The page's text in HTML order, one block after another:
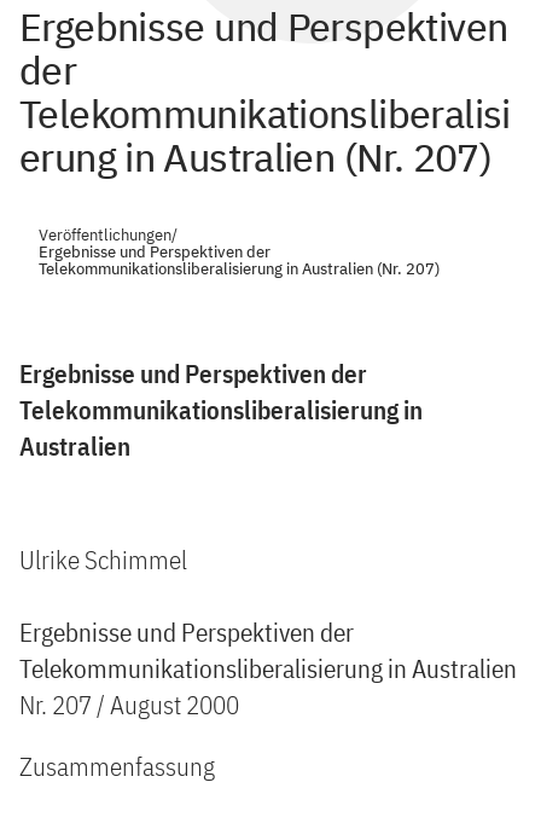
Ergebnisse und Perspektiven
der
Telekommunikationsliberalisi
erung in Australien (Nr. 207)
Veröffentlichungen/
Ergebnisse und Perspektiven der
Telekommunikationsliberalisierung in Australien (Nr. 207)
Ergebnisse und Perspektiven der
Telekommunikationsliberalisierung in
Australien
Ulrike Schimmel
Ergebnisse und Perspektiven der
Telekommunikationsliberalisierung in Australien
Nr. 207 / August 2000
Zusammenfassung